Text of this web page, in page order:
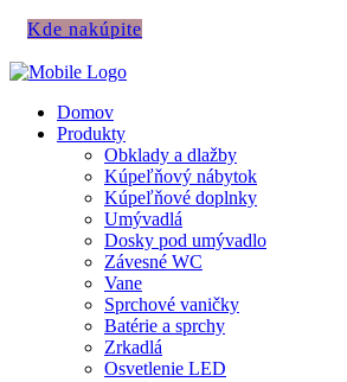
Kde nakúpite
Domov
Produkty
Obklady a dlažby
Kúpeľňový nábytok
Kúpeľňové doplnky
Umývadlá
Dosky pod umývadlo
Závesné WC
Vane
Sprchové vaničky
Batérie a sprchy
Zrkadlá
Osvetlenie LED